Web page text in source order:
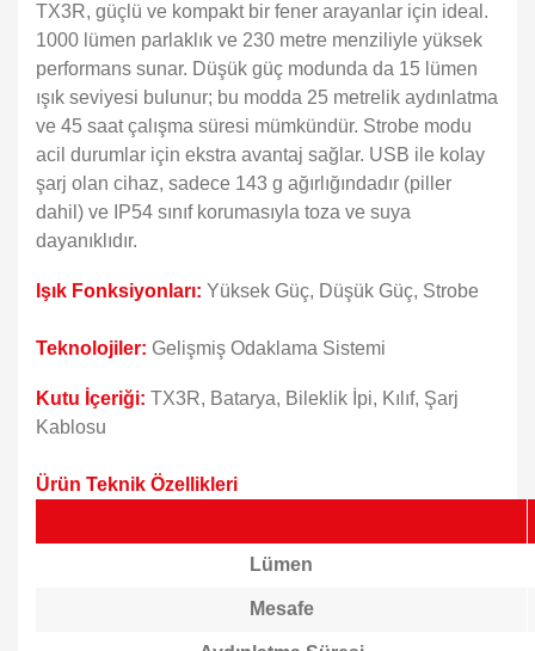
TX3R, güçlü ve kompakt bir fener arayanlar için ideal.
1000 lümen parlaklık ve 230 metre menziliyle yüksek
performans sunar. Düşük güç modunda da 15 lümen
ışık seviyesi bulunur; bu modda 25 metrelik aydınlatma
ve 45 saat çalışma süresi mümkündür. Strobe modu
acil durumlar için ekstra avantaj sağlar. USB ile kolay
şarj olan cihaz, sadece 143 g ağırlığındadır (piller
dahil) ve IP54 sınıf korumasıyla toza ve suya
dayanıklıdır.
Işık Fonksiyonları: Yüksek Güç, Düşük Güç, Strobe
Teknolojiler: Gelişmiş Odaklama Sistemi
Kutu İçeriği: TX3R, Batarya, Bileklik İpi, Kılıf, Şarj
Kablosu
Ürün Teknik Özellikleri
Lümen
Mesafe